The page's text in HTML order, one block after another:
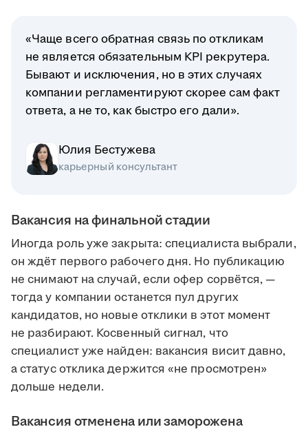
«Чаще всего обратная связь по откликам
не является обязательным KPI рекрутера.
Бывают и исключения, но в этих случаях
компании регламентируют скорее сам факт
ответа, а не то, как быстро его дали».
Юлия Бестужева
карьерный консультант
Вакансия на финальной стадии
Иногда роль уже закрыта: специалиста выбрали,
он ждёт первого рабочего дня. Но публикацию
не снимают на случай, если офер сорвётся, —
тогда у компании останется пул других
кандидатов, но новые отклики в этот момент
не разбирают. Косвенный сигнал, что
специалист уже найден: вакансия висит давно,
а статус отклика держится «не просмотрен»
дольше недели.
Вакансия отменена или заморожена